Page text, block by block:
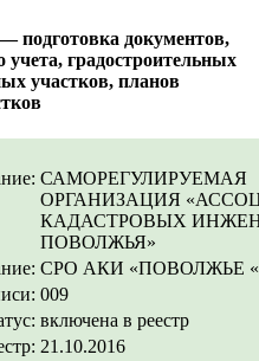
подготовка документов,
учета, градостроительных
участков, планов
САМОРЕГУЛИРУЕМАЯ
ОРГАНИЗАЦИЯ
КАДАСТРОВЫХ
ПОВОЛЖЬЯ»
СРО АКИ «ПОВОЛЖЬЕ «
009
включена в реестр
21.10.2016